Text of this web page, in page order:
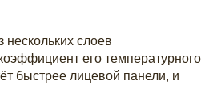
слоев
его температурного
быстрее лицевой панели, и